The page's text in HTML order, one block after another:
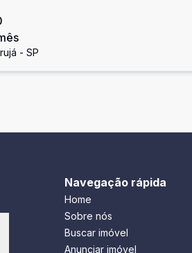
- SP
Navegação rápida
Home
Sobre nós
Buscar imóvel
Anunciar imóvel